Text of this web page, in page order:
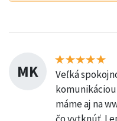
MK
Veľká
komunikáciou
máme aj na